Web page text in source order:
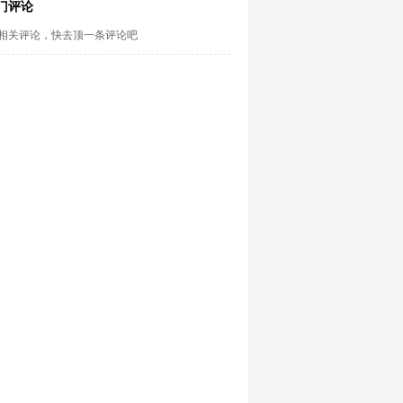
评论
关评论，快去顶一条评论吧